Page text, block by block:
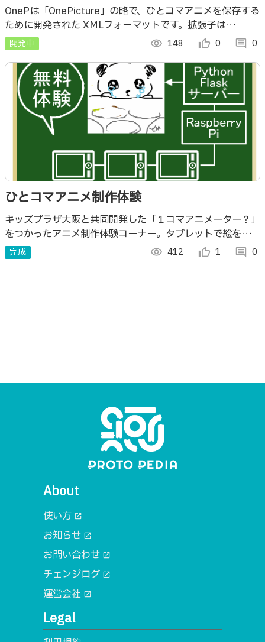
ーマット
OnePは「OnePicture」の略で、ひとコマアニメを保存する
ために開発された XMLフォーマットです。拡張子は
「.onep」「.one」
開発中 visibility 148 thumb_up_alt 0 comment 0
ひとコマアニメ制作体験
キッズプラザ大阪と共同開発した「１コマアニメーター？」
をつかったアニメ制作体験コーナー。タブレットで絵をかく
とアニメが上映される
完成 visibility 412 thumb_up_alt 1 comment 0
About
使い方 open_in_new
お知らせ open_in_new
お問い合わせ open_in_new
チェンジログ open_in_new
運営会社 open_in_new
Legal